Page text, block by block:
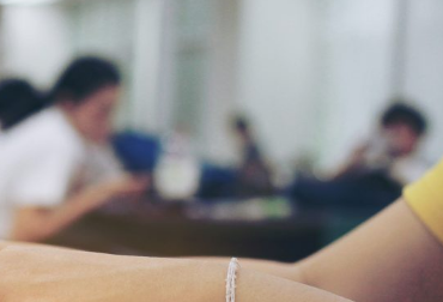
Agid Agenzia per l'Italia Digitale